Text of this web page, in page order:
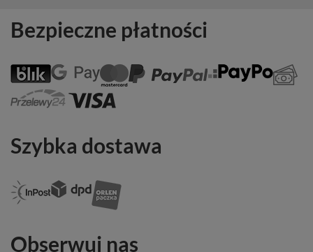
Bezpieczne płatności
Szybka dostawa
Obserwuj nas